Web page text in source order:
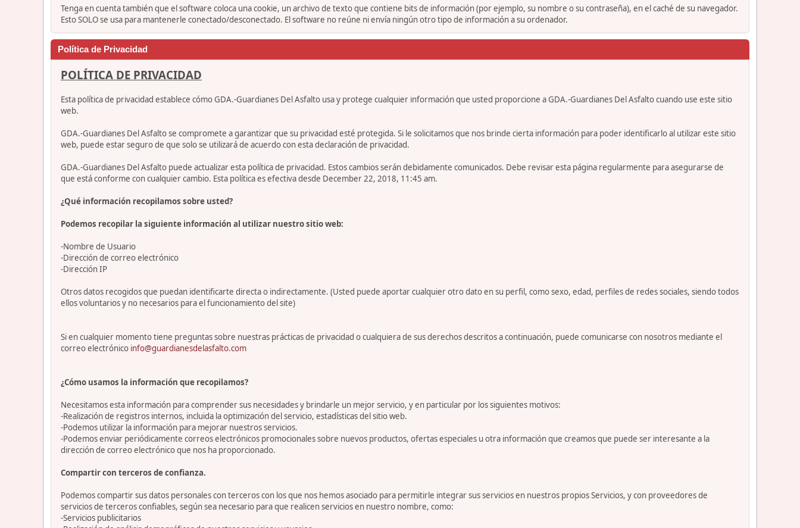
Tenga en cuenta también que el software coloca una cookie, un archivo de texto que contiene bits de información (por ejemplo, su nombre o su contraseña), en el caché de su navegador.
Esto SOLO se usa para mantenerle conectado/desconectado. El software no reúne ni envía ningún otro tipo de información a su ordenador.
Política de Privacidad
POLÍTICA DE PRIVACIDAD
Esta política de privacidad establece cómo GDA.-Guardianes Del Asfalto usa y protege cualquier información que usted proporcione a GDA.-Guardianes Del Asfalto cuando use este sitio
web.
GDA.-Guardianes Del Asfalto se compromete a garantizar que su privacidad esté protegida. Si le solicitamos que nos brinde cierta información para poder identificarlo al utilizar este sitio
web, puede estar seguro de que solo se utilizará de acuerdo con esta declaración de privacidad.
GDA.-Guardianes Del Asfalto puede actualizar esta política de privacidad. Estos cambios serán debidamente comunicados. Debe revisar esta página regularmente para asegurarse de
que está conforme con cualquier cambio. Esta política es efectiva desde December 22, 2018, 11:45 am.
¿Qué información recopilamos sobre usted?
Podemos recopilar la siguiente información al utilizar nuestro sitio web:
-Nombre de Usuario
-Dirección de correo electrónico
-Dirección IP
Otros datos recogidos que puedan identificarte directa o indirectamente. (Usted puede aportar cualquier otro dato en su perfil, como sexo, edad, perfiles de redes sociales, siendo todos
ellos voluntarios y no necesarios para el funcionamiento del site)
Si en cualquier momento tiene preguntas sobre nuestras prácticas de privacidad o cualquiera de sus derechos descritos a continuación, puede comunicarse con nosotros mediante el
correo electrónico info@guardianesdelasfalto.com
¿Cómo usamos la información que recopilamos?
Necesitamos esta información para comprender sus necesidades y brindarle un mejor servicio, y en particular por los siguientes motivos:
-Realización de registros internos, incluida la optimización del servicio, estadísticas del sitio web.
-Podemos utilizar la información para mejorar nuestros servicios.
-Podemos enviar periódicamente correos electrónicos promocionales sobre nuevos productos, ofertas especiales u otra información que creamos que puede ser interesante a la
dirección de correo electrónico que nos ha proporcionado.
Compartir con terceros de confianza.
Podemos compartir sus datos personales con terceros con los que nos hemos asociado para permitirle integrar sus servicios en nuestros propios Servicios, y con proveedores de
servicios de terceros confiables, según sea necesario para que realicen servicios en nuestro nombre, como:
-Servicios publicitarios